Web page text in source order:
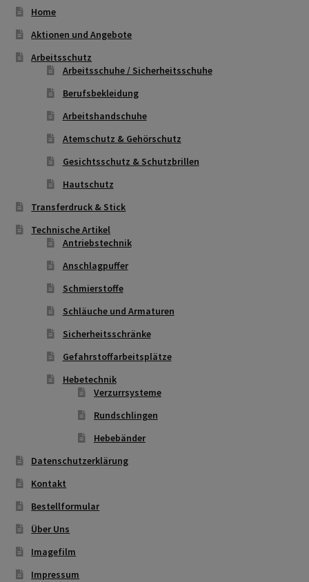
Home
Aktionen und Angebote
Arbeitsschutz
Arbeitsschuhe / Sicherheitsschuhe
Berufsbekleidung
Arbeitshandschuhe
Atemschutz & Gehörschutz
Gesichtsschutz & Schutzbrillen
Hautschutz
Transferdruck & Stick
Technische Artikel
Antriebstechnik
Anschlagpuffer
Schmierstoffe
Schläuche und Armaturen
Sicherheitsschränke
Gefahrstoffarbeitsplätze
Hebetechnik
Verzurrsysteme
Rundschlingen
Hebebänder
Datenschutzerklärung
Kontakt
Bestellformular
Über Uns
Imagefilm
Impressum